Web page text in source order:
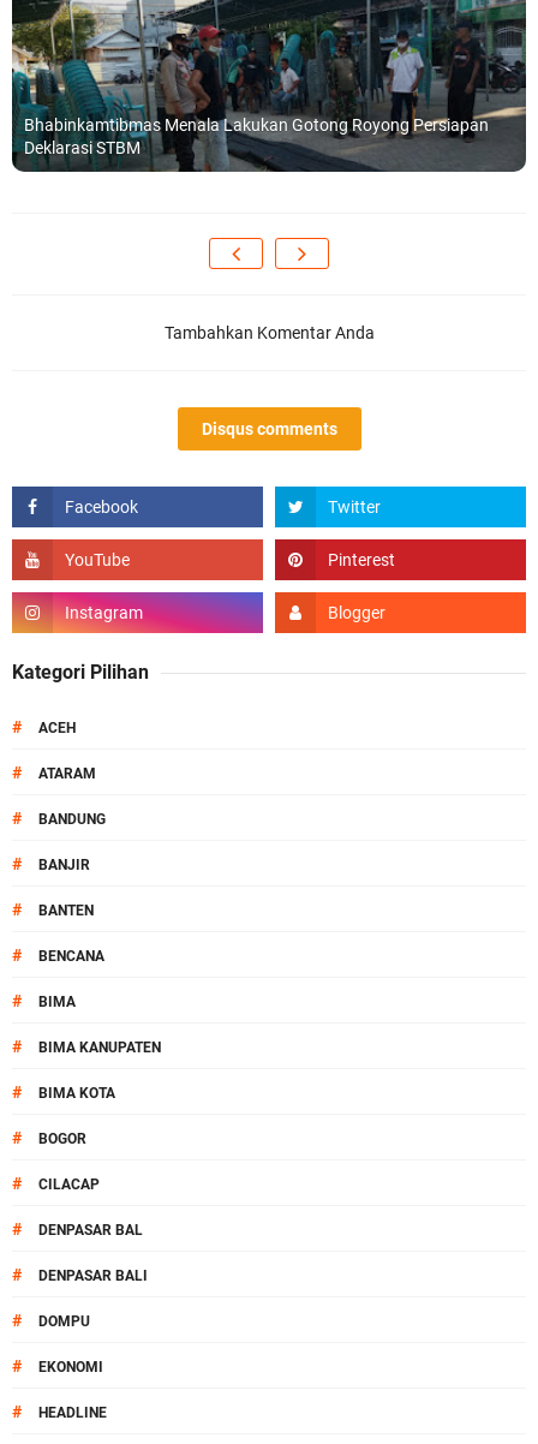
Bhabinkamtibmas Menala Lakukan Gotong Royong Persiapan
Deklarasi STBM
Tambahkan Komentar Anda
Disqus comments
Kategori Pilihan
# ACEH
# ATARAM
# BANDUNG
# BANJIR
# BANTEN
# BENCANA
# BIMA
# BIMA KANUPATEN
# BIMA KOTA
# BOGOR
# CILACAP
# DENPASAR BAL
# DENPASAR BALI
# DOMPU
# EKONOMI
# HEADLINE